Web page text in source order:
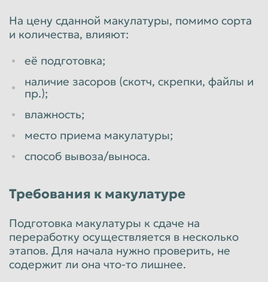
На цену сданной макулатуры, помимо сорта
и количества, влияют:
её подготовка;
наличие засоров (скотч, скрепки, файлы и
пр.);
влажность;
место приема макулатуры;
способ вывоза/выноса.
Требования к макулатуре
Подготовка макулатуры к сдаче на
переработку осуществляется в несколько
этапов. Для начала нужно проверить, не
содержит ли она что-то лишнее.